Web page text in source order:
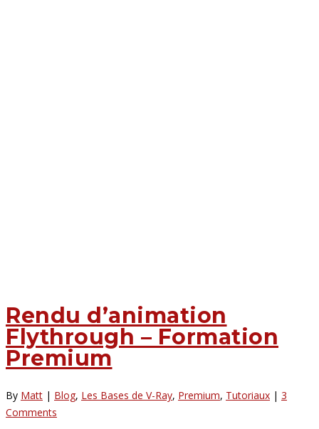
Rendu d’animation
Flythrough – Formation
Premium
By Matt | Blog, Les Bases de V-Ray, Premium, Tutoriaux | 3
Comments